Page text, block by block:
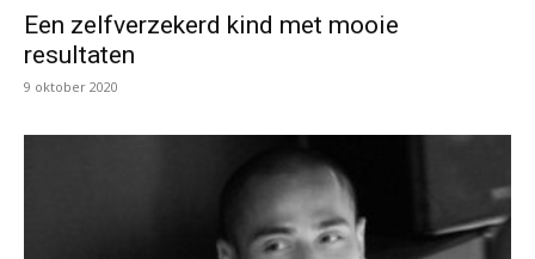
Een zelfverzekerd kind met mooie
resultaten
9 oktober 2020